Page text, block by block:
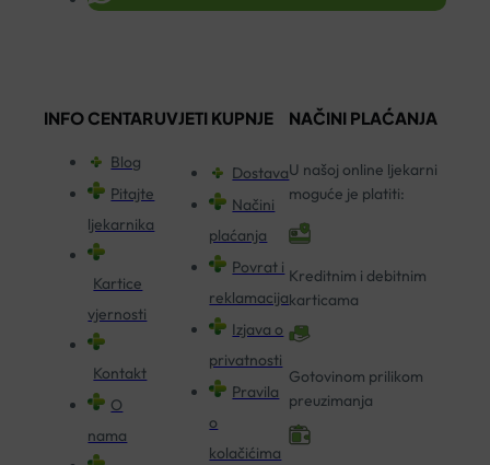
INFO CENTAR
Blog
Pitajte
ljekarnika
Kartice
vjernosti
Kontakt
O
nama
UVJETI KUPNJE
Dostava
Načini
plaćanja
Povrat i
reklamacija
Izjava o
privatnosti
Pravila
o
kolačićima
NAČINI PLAĆANJA
U našoj online ljekarni
moguće je platiti:
Kreditnim i debitnim
karticama
Gotovinom prilikom
preuzimanja